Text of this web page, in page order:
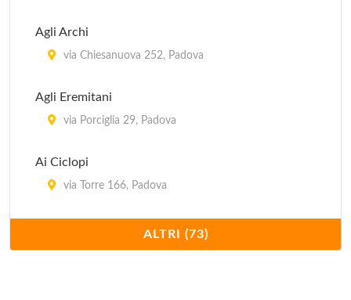
Agli Archi
via Chiesanuova 252, Padova
Agli Eremitani
via Porciglia 29, Padova
Ai Ciclopi
via Torre 166, Padova
viale Felice Cavallotti 44, Padova
ALTRI (73)